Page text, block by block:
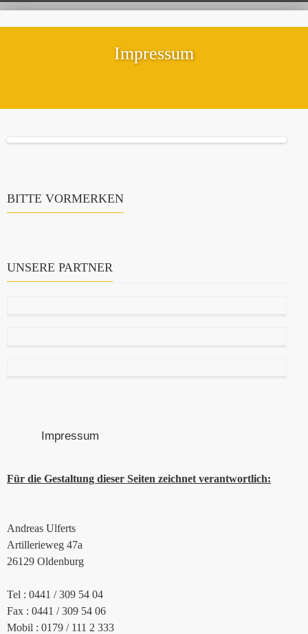
Impressum
BITTE VORMERKEN
UNSERE PARTNER
Impressum
Für die Gestaltung dieser Seiten zeichnet verantwortlich:
Andreas Ulferts
Artillerieweg 47a
26129 Oldenburg
Tel : 0441 / 309 54 04
Fax : 0441 / 309 54 06
Mobil : 0179 / 111 2 333